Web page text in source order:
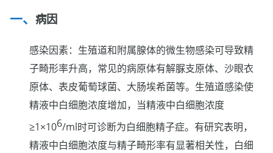
病因
感染因素：生殖道和附属腺体的微生物感染可导致精
子畸形率升高，常见的病原体有解脲支原体、沙眼衣
原体、表皮葡萄球菌、大肠埃希菌等。生殖道感染使
精液中白细胞浓度增加，当精液中白细胞浓度
≥1×106/ml时可诊断为白细胞精子症。有研究表明，
精液中白细胞浓度与精子畸形率有显著相关性，白细